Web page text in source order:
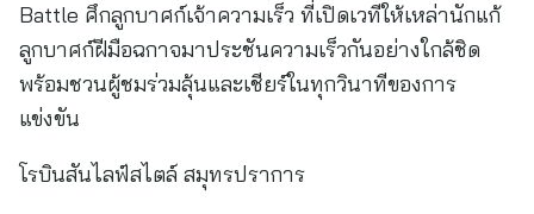
Battle ศึกลูกบาศก์เจ้าความเร็ว ที่เปิดเวทีให้เหล่านักแก้
ลูกบาศก์ฝีมือฉกาจมาประชันความเร็วกันอย่างใกล้ชิด
พร้อมชวนผู้ชมร่วมลุ้นและเชียร์ในทุกวินาทีของการ
แข่งขัน
โรบินสันไลฟ์สไตล์ สมุทรปราการ